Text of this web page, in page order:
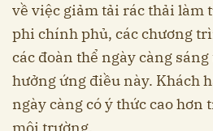
về việc giảm tải rác thải làm
phi chính phủ, các chương
các đoàn thể ngày càng
hưởng ứng điều này. Khách
ngày càng có ý thức cao hơn